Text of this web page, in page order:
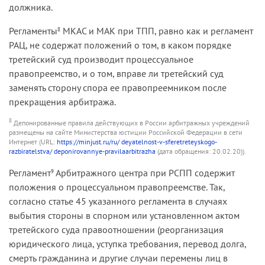
должника.
Регламенты8 МКАС и МАК при ТПП, равно как и регламент
РАЦ, не содержат положений о том, в каком порядке
третейский суд производит процессуальное
правопреемство, и о том, вправе ли третейский суд
заменять сторону спора ее правопреемником после
прекращения арбитража.
8 Депонированные правила действующих в России арбитражных учреждений
размещены на сайте Министерства юстиции Российской Федерации в сети
Интернет (URL: https://minjust.ru/ru/ deyatelnost-v-sferetreteyskogo-
razbiratelstva/ deponirovannye-pravilaarbitrazha (дата обращения: 20.02.20)).
Регламент9 Арбитражного центра при РСПП содержит
положения о процессуальном правопреемстве. Так,
согласно статье 45 указанного регламента в случаях
выбытия стороны в спорном или установленном актом
третейского суда правоотношении (реорганизация
юридического лица, уступка требования, перевод долга,
смерть гражданина и другие случаи перемены лиц в